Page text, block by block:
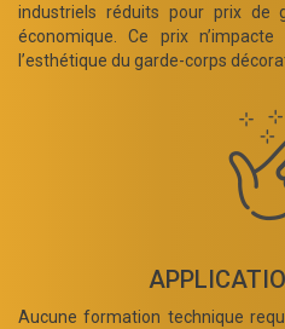
industriels réduits pour prix de
économique. Ce prix
l’esthétique du garde-corps
Aucune formation technique